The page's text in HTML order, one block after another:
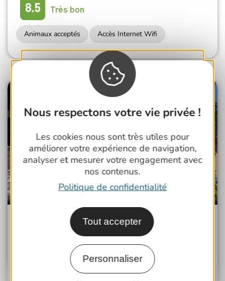
Nous respectons votre vie privée !
Les cookies nous sont très utiles pour
améliorer votre expérience de navigation,
analyser et mesurer votre engagement avec
nos contenus.
Politique de confidentialité
Tout accepter
Personnaliser
8.5 Très bon
Animaux acceptés Accès Internet Wifi
Hôtel Le Pré Galoffre ***
Très bon